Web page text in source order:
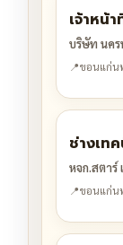
เจ้าหน้
บริษัท นคร
📍ขอนแก่น
ช่างเท
หจก.สตาร์
📍ขอนแก่น